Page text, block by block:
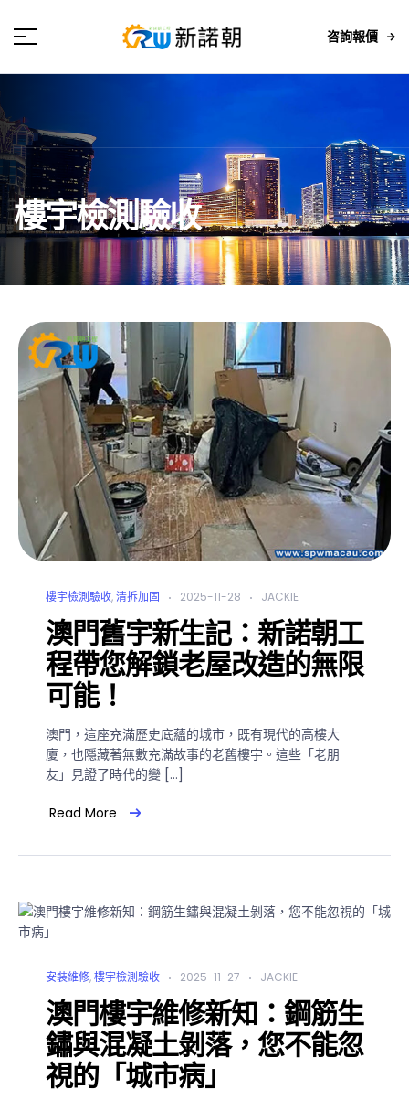
咨詢報價
樓宇檢測驗收
樓宇檢測驗收,清拆加固 2025-11-28 JACKIE
澳門舊宇新生記：新諾朝工
程帶您解鎖老屋改造的無限
可能！
澳門，這座充滿歷史底蘊的城市，既有現代的高樓大
廈，也隱藏著無數充滿故事的老舊樓宇。這些「老朋
友」見證了時代的變 […]
Read More
安裝維修,樓宇檢測驗收 2025-11-27 JACKIE
澳門樓宇維修新知：鋼筋生
鏽與混凝土剝落，您不能忽
視的「城市病」